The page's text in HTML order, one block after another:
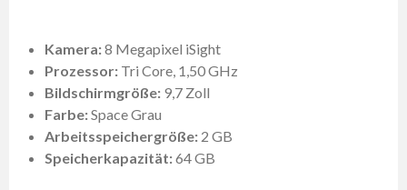
Kamera:8 Megapixel iSight
Prozessor: Tri Core, 1,50 GHz
Bildschirmgröße: 9,7 Zoll
Farbe:SpaceGrau
Arbeitsspeichergröße: 2 GB
Speicherkapazität:64 GB